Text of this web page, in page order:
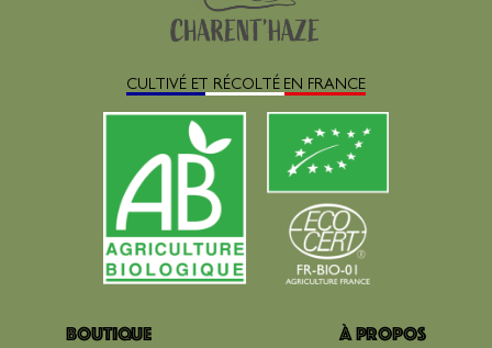
CULTIVÉ ET RÉCOLTÉ EN FRANCE
Boutique À propos